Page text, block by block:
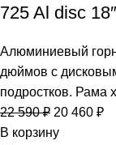
725 Al disc
Алюминиевый
дюймов с
подростков. Рама
22 590₽ 20 460 ₽
В корзину